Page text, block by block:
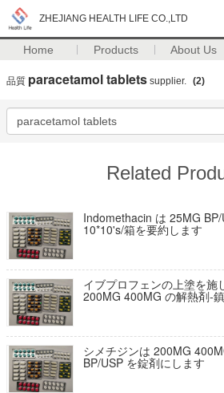
ZHEJIANG HEALTH LIFE CO.,LTD
Home Products About Us
品質 paracetamol tablets supplier. (2)
Related
Indomethacin は 25MG
10*10's/箱を要約します
イブプロフェンの上塗を施
200MG 400MG の解熱剤-
シメチジンは 200MG
BP/USP を錠剤にします